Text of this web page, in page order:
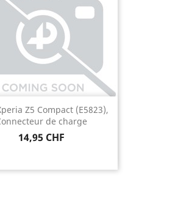
Z5 Compact (E5823),
de charge
Prix
14,95 CHF